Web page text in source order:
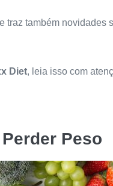
traz também novidades
Diet, leia isso com
Peso